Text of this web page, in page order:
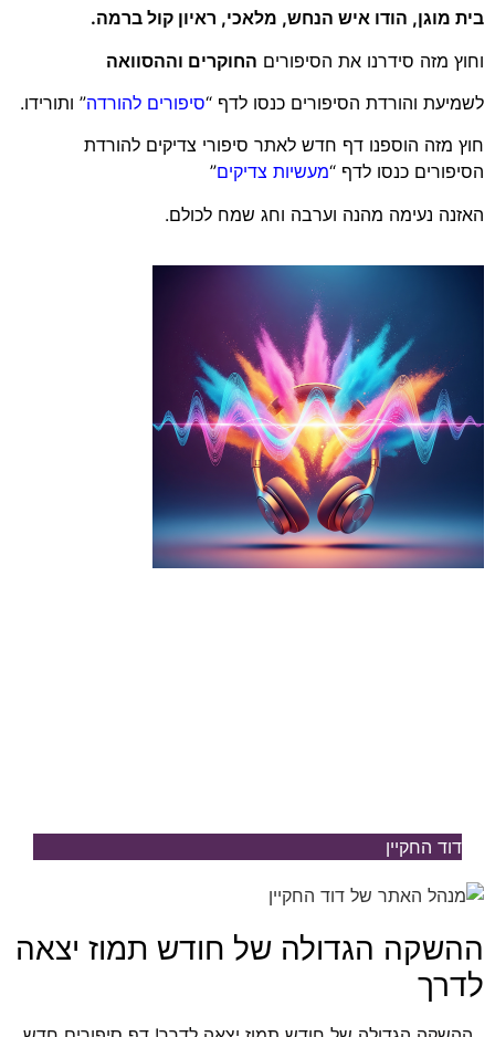
בית מוגן, הודו איש הנחש, מלאכי, ראיון קול ברמה.
וחוץ מזה סידרנו את הסיפורים החוקרים וההסוואה
לשמיעת והורדת הסיפורים כנסו לדף “סיפורים להורדה” ותורידו.
חוץ מזה הוספנו דף חדש לאתר סיפורי צדיקים להורדת
הסיפורים כנסו לדף “מעשיות צדיקים”
האזנה נעימה מהנה וערבה וחג שמח לכולם.
דוד החקיין
ההשקה הגדולה של חודש תמוז יצאה
לדרך